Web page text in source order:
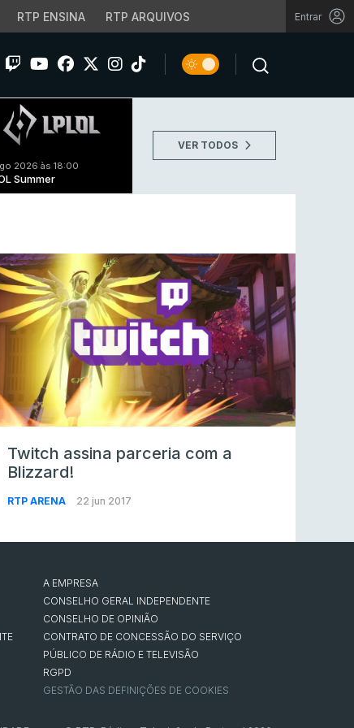
RTP ENSINA RTP ARQUIVOS Entrar
2026 às 18:00
Summer
VER TODOS
Twitch assina parceria com a
Blizzard!
RTP ARENA 22 jun 2017
A EMPRESA
CONSELHO GERAL INDEPENDENTE
CONSELHO DE OPINIÃO
CONTRATO DE CONCESSÃO DO SERVIÇO
PÚBLICO DE RÁDIO E TELEVISÃO
RGPD
GESTÃO DAS DEFINIÇÕES DE COOKIES